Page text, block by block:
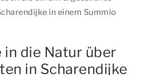
in einem Summio
in die Natur über
in Scharendijke